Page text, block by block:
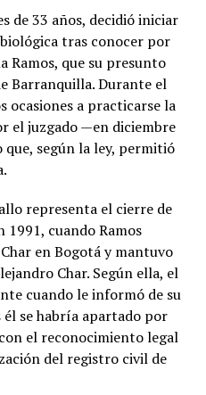
de 33 años, decidió iniciar
tras conocer por
Ramos, que su presunto
Barranquilla. Durante el
ocasiones a practicarse la
el juzgado —en diciembre
según la ley, permitió
representa el cierre de
1991, cuando Ramos
en Bogotá y mantuvo
Char. Según ella, el
cuando le informó de su
él se habría apartado por
el reconocimiento legal
del registro civil de